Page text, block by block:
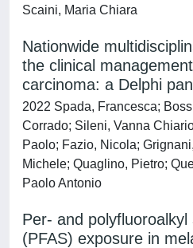
Scaini, Maria Chiara
Nationwide
the clinical
carcinoma: a Delphi
2022 Spada, Francesca;
Corrado; Sileni, Vanna
Paolo; Fazio, Nicola;
Michele; Quaglino, Pietro;
Paolo Antonio
Per- and polyfluoroalkyl
(PFAS) exposure in